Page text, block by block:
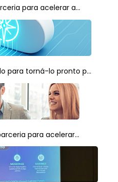
para acelerar a…
para torná-lo pronto p…
para acelerar…